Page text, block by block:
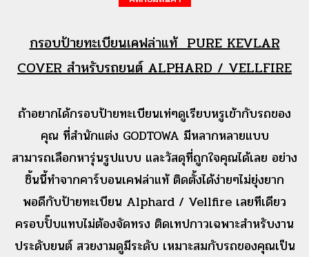
กรอบป้ายทะเบียนเคฟล่าแท้ PURE KEVLAR
COVER สำหรับรถยนต์ ALPHARD / VELLFIRE
ถ้าอยากได้กรอบป้ายทะเบียนเท่ๆดูเรียบหรูเข้ากับรถของ
คุณ ที่สำนักแต่ง GODTOWA มีหลากหลายแบบ
สามารถเลือกหารุ่นรูปแบบ และวัสดุที่ถูกใจคุณได้เลย อย่าง
ชิ้นนี้ทำจากคาร์บอนเคฟล่าแท้ ติดตั้งได้ง่ายๆไม่ยุ่งยาก
พอดีกับป้ายทะเบียน Alphard / Vellfire เลยทีเดียว
ครอบปั๊บแทบไม่ต้องจัดทรง ติดเทปกาวเฉพาะสำหรับงาน
ประดับยนต์ สวยงามดูมีระดับ เหมาะสมกับรถของคุณเป็น